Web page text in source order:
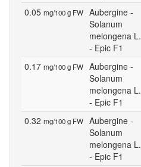
0.05 mg/100 g FW
Aubergine -
Solanum
melongena L.
- Epic F1
0.17 mg/100 g FW
Aubergine -
Solanum
melongena L.
- Epic F1
0.32 mg/100 g FW
Aubergine -
Solanum
melongena L.
- Epic F1